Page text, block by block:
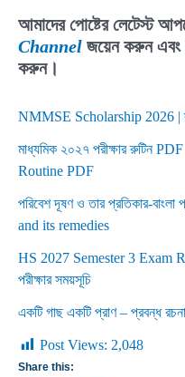
আমাদের পোষ্টের লেটেস্ট
Channel জয়েন করুন এবং
করুন।
NMMSE Scholarship 2026 |
মাধ্যমিক ২০২৭ পরীক্ষার রুটিন
Routine PDF
পরিবেশ দূষণ ও তার প্রতিকার-
and its remedies
HS 2027 Semester 3 Exam
পরীক্ষার সময়সূচি
একটি গাছ একটি প্রাণ – প্রবন্ধ
Post Views: 2,048
Share this: